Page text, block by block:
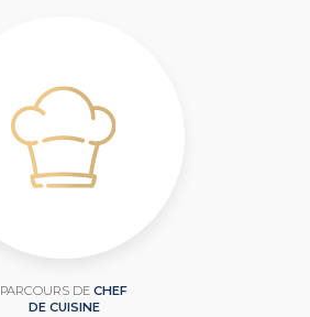
PARCOURS DE CHEF
DE CUISINE